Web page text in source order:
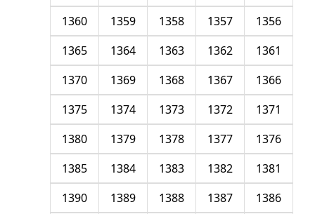
1356
1357
1358
1359
1360
1361
1362
1363
1364
1365
1366
1367
1368
1369
1370
1371
1372
1373
1374
1375
1376
1377
1378
1379
1380
1381
1382
1383
1384
1385
1386
1387
1388
1389
1390